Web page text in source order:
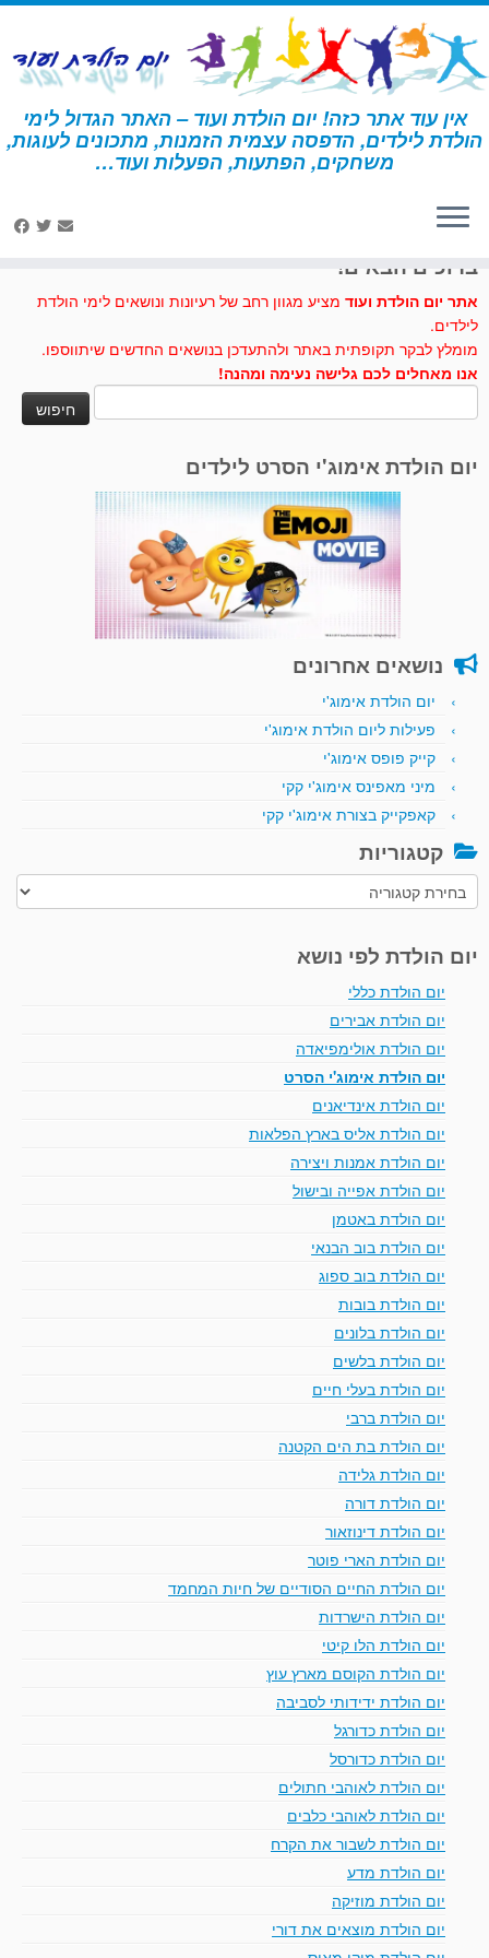
דלג
לתוכן
אין עוד אתר כזה! יום הולדת ועוד – האתר הגדול לימי
הולדת לילדים, הדפסה עצמית הזמנות, מתכונים לעוגות,
משחקים, הפתעות, הפעלות ועוד… דף הבית » ארנב
ברוכים הבאים!
אתר יום הולדת ועוד מציע מגוון רחב של רעיונות ונושאים לימי הולדת
לילדים.
מומלץ לבקר תקופתית באתר ולהתעדכן בנושאים החדשים שיתווספו.
אנו מאחלים לכם גלישה נעימה ומהנה!
יום הולדת אימוג'י הסרט לילדים
נושאים אחרונים
יום הולדת אימוג'י
פעילות ליום הולדת אימוג'י
קייק פופס אימוג'י
מיני מאפינס אימוג'י קקי
קאפקייק בצורת אימוג'י קקי
קטגוריות
קטגוריות
יום הולדת לפי נושא
יום הולדת כללי
יום הולדת אבירים
יום הולדת אולימפיאדה
יום הולדת אימוג'י הסרט
יום הולדת אינדיאנים
יום הולדת אליס בארץ הפלאות
יום הולדת אמנות ויצירה
יום הולדת אפייה ובישול
יום הולדת באטמן
יום הולדת בוב הבנאי
יום הולדת בוב ספוג
יום הולדת בובות
יום הולדת בלונים
יום הולדת בלשים
יום הולדת בעלי חיים
יום הולדת ברבי
יום הולדת בת הים הקטנה
יום הולדת גלידה
יום הולדת דורה
יום הולדת דינוזאור
יום הולדת הארי פוטר
יום הולדת החיים הסודיים של חיות המחמד
יום הולדת הישרדות
יום הולדת הלו קיטי
יום הולדת הקוסם מארץ עוץ
יום הולדת ידידותי לסביבה
יום הולדת כדורגל
יום הולדת כדורסל
יום הולדת לאוהבי חתולים
יום הולדת לאוהבי כלבים
יום הולדת לשבור את הקרח
יום הולדת מדע
יום הולדת מוזיקה
יום הולדת מוצאים את דורי